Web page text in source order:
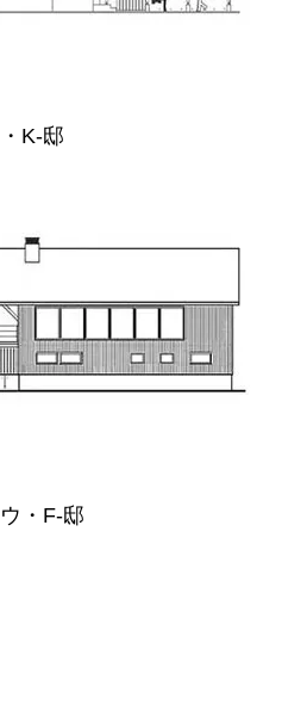
K-邸
・F-邸